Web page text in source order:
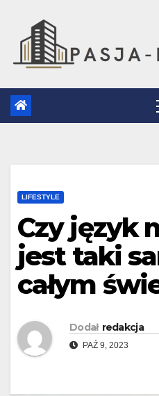
content
LIFESTYLE
Czy język
jest taki
całym
Dodał redakcja
PAŹ 9, 2023